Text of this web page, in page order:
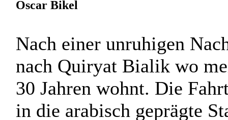
Oscar Bikel
Nach einer unruhigen
nach Quiryat Bialik wo
30 Jahren wohnt. Die
in die arabisch geprägte